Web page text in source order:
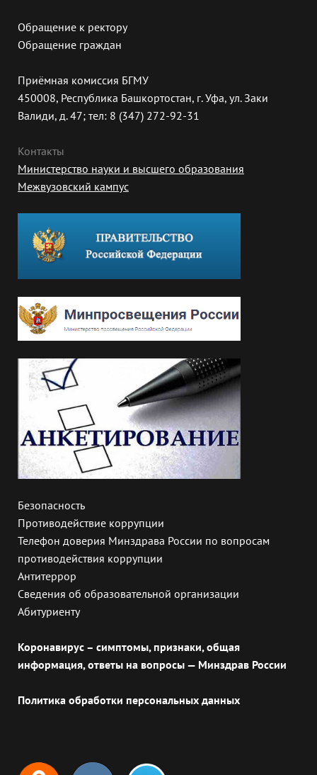
Обращение к ректору
Обращение граждан
Приёмная комиссия БГМУ
450008, Республика Башкортостан, г. Уфа, ул. Заки
Валиди, д. 47; тел: 8 (347) 272-92-31
Контакты
Министерство науки и высшего образования
Межвузовский кампус
Безопасность
Противодействие коррупции
Телефон доверия Минздрава России по вопросам
противодействия коррупции
Антитеррор
Сведения об образовательной организации
Абитуриенту
Коронавирус – симптомы, признаки, общая
информация, ответы на вопросы — Минздрав России
Политика обработки персональных данных